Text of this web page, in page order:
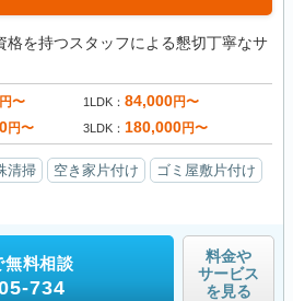
格を持つスタッフによる懇切丁寧なサ
円〜 1LDK 84,000円〜
円〜 3LDK 180,000円〜
清掃 空き家片付け
ゴミ屋敷片付け
無料相談
734
料金や
サービス
を見る